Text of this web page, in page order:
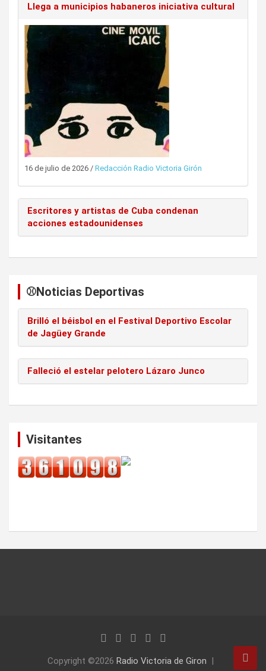
Llega a municipios habaneros iniciativa cultural
16 de julio de 2026 / Redacción Radio Victoria Girón
Escritores y artistas de Cuba condenan
acciones estadounidenses
⚾️Noticias Deportivas
Brilló el béisbol en el Festival Deportivo Escolar
de Jagüey Grande
Falleció el estelar pelotero Lázaro Junco
Visitantes
Copyright ©2026 Radio Victoria de Giron